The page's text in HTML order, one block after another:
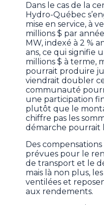
Dans le cas de la
Hydro-Québec
mise en service, à
millions $ par
MW, indexé à 2 %
ans, ce qui signifie
millions $ à terme,
pourrait produire
viendrait doubler
communauté
une participation
plutôt que le
chiffre pas les
démarche pourrait
Des
prévues pour le
de transport et le
mais là non plus,
ventilées et
aux rendements.